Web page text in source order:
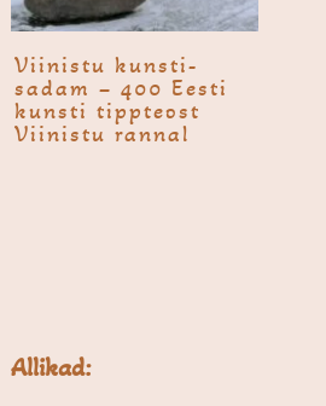
Viinistu kunsti­
sadam – 400 Eesti
kunsti tippteost
Viinistu rannal
Allikad: